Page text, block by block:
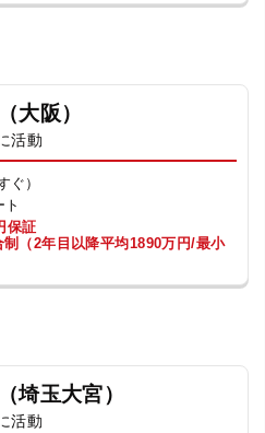
大阪）
活動
ぐ）
保証
（2年目以降平均1890万円/最小
埼玉大宮）
活動
利用規約
定義集 動画集